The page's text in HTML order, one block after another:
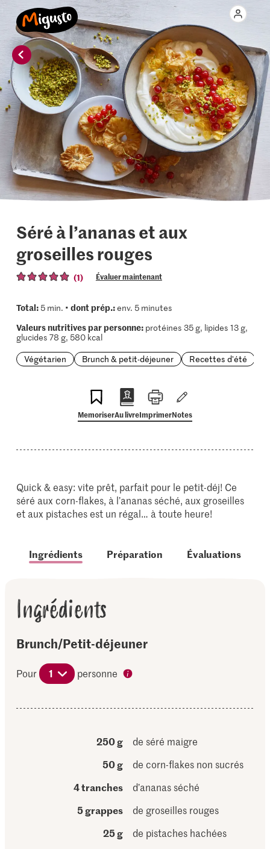
Séré à l’ananas et aux
groseilles rouges
(1) Évaluer maintenant
Total:5 min. • dont prép.:env. 5 minutes
Valeurs nutritives par personne:protéines 35 g, lipides 13 g,
glucides 78 g, 580 kcal
Végétarien
Brunch & petit-déjeuner Recettes d'été
MemoriserAu livreImprimerNotes
Quick & easy: vite prêt, parfait pour le petit-déj! Ce
séré aux corn-flakes, à l’ananas séché, aux groseilles
et aux pistaches est un régal… à toute heure!
Ingrédients Préparation Évaluations
Ingrédients
Brunch/Petit-déjeuner
Pour 1 personne
250 g
de séré maigre
50 g
de corn-flakes non sucrés
4 tranches
d’ananas séché
5 grappes
de groseilles rouges
25 g
de pistaches hachées